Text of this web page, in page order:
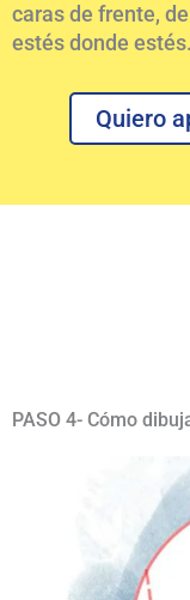
caras de frente,
estés donde estés.
Quiero
PASO 4- Cómo